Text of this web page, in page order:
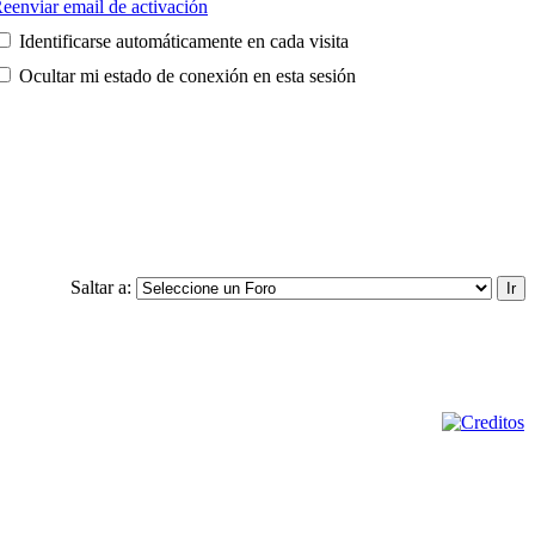
email de activación
Identificarse automáticamente en cada visita
Ocultar mi estado de conexión en esta sesión
Saltar a: